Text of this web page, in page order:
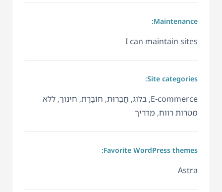
Maintenance:
I can maintain sites
Site categories:
E-commerce, בלוג, חֲבֵרוּת, חוֹבֶרֶת, חינוך, ללא
מטרות רווח, מדריך
Favorite WordPress themes:
Astra